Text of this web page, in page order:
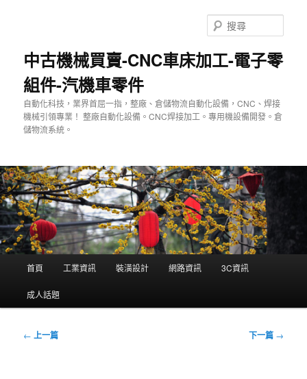
中古機械買賣-CNC車床加工-電子零
組件-汽機車零件
自動化科技，業界首屈一指，整廠、倉儲物流自動化設備，CNC、焊接
機械引領專業！ 整廠自動化設備。CNC焊接加工。專用機設備開發。倉
儲物流系統。
尋
單
首頁 工業資訊 裝潢設計 網路資訊 3C資訊
成人話題
文
← 上一篇 下一篇 →